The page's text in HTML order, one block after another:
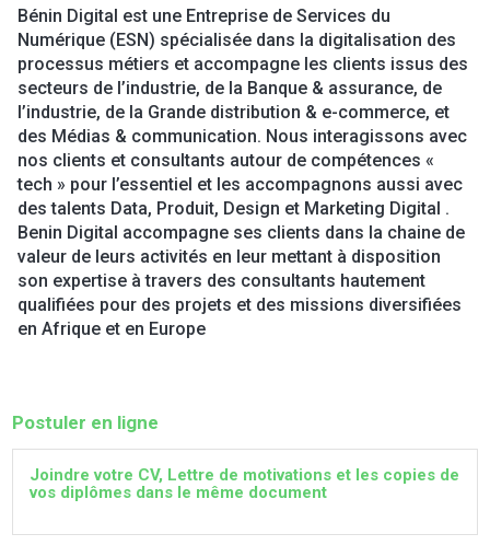
Bénin Digital est une Entreprise de Services du
Numérique (ESN) spécialisée dans la digitalisation des
processus métiers et accompagne les clients issus des
secteurs de l’industrie, de la Banque & assurance, de
l’industrie, de la Grande distribution & e-commerce, et
des Médias & communication. Nous interagissons avec
nos clients et consultants autour de compétences «
tech » pour l’essentiel et les accompagnons aussi avec
des talents Data, Produit, Design et Marketing Digital .
Benin Digital accompagne ses clients dans la chaine de
valeur de leurs activités en leur mettant à disposition
son expertise à travers des consultants hautement
qualifiées pour des projets et des missions diversifiées
en Afrique et en Europe
Postuler en ligne
Joindre votre CV, Lettre de motivations et les copies de
vos diplômes dans le même document